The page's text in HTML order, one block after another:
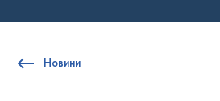
Новини